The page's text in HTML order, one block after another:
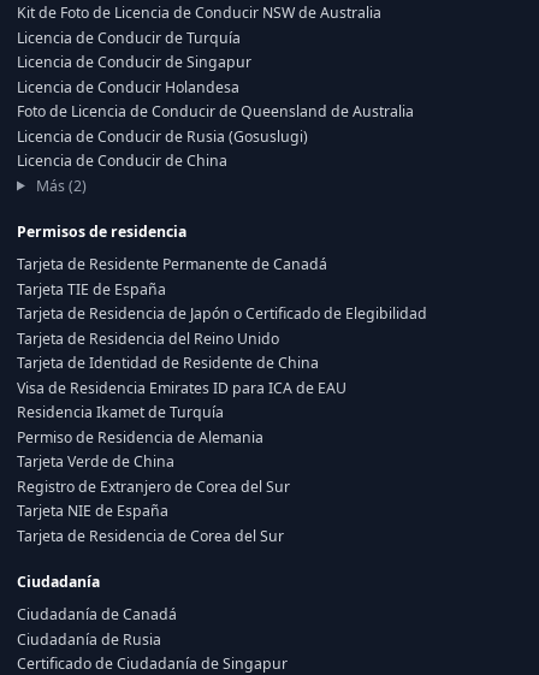
Kit de Foto de Licencia de Conducir NSW de Australia
Licencia de Conducir de Turquía
Licencia de Conducir de Singapur
Licencia de Conducir Holandesa
Foto de Licencia de Conducir de Queensland de Australia
Licencia de Conducir de Rusia (Gosuslugi)
Licencia de Conducir de China
Más (2)
Permisos de residencia
Tarjeta de Residente Permanente de Canadá
Tarjeta TIE de España
Tarjeta de Residencia de Japón o Certificado de Elegibilidad
Tarjeta de Residencia del Reino Unido
Tarjeta de Identidad de Residente de China
Visa de Residencia Emirates ID para ICA de EAU
Residencia Ikamet de Turquía
Permiso de Residencia de Alemania
Tarjeta Verde de China
Registro de Extranjero de Corea del Sur
Tarjeta NIE de España
Tarjeta de Residencia de Corea del Sur
Ciudadanía
Ciudadanía de Canadá
Ciudadanía de Rusia
Certificado de Ciudadanía de Singapur